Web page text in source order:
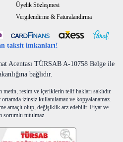
Üyelik Sözleşmesi
Vergilendirme & Faturalandırma
taksit imkanları!
Acentası TÜRSAB A-10758 Belge ile
bağlıdır.
resim ve içeriklerin telif hakları saklıdır.
izinsiz kullanılamaz ve kopyalanamaz.
amaçlı olup, değişiklik arz edebilir. Fiyat ve
sorumlu tutulmaz.